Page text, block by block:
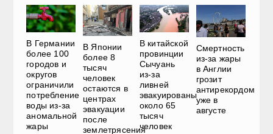
В Германии
более 100
городов и
округов
ограничили
потребление
воды из-за
аномальной
жары
В Японии
более 8
тысяч
человек
остаются в
центрах
эвакуации
после
землетрясения
В китайской
провинции
Сычуань
из-за
ливней
эвакуированы
около 65
тысяч
человек
Смертность
из-за жары
в Англии
грозит
антирекордом
уже в
августе